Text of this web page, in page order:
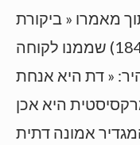
מאמרו « ביקורת
הפילוסופיה של הגל » (1843) שממנו לקוחה
« דת היא אנחת
היא אכן
אמונה דתית